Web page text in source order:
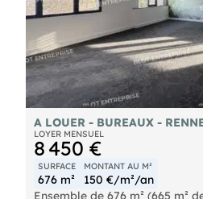
A LOUER - BUREAUX -
LOYER MENSUEL
8 450 €
SURFACE
676 m²
MONTANT AU M²
150 €/m²/an
Ensemble de 676 m² (665 m²